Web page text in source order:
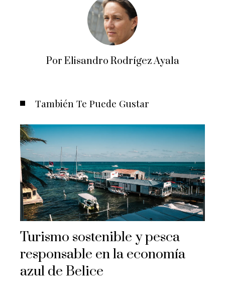
Por Elisandro Rodrígez Ayala
También Te Puede Gustar
Turismo sostenible y pesca
responsable en la economía
azul de Belice